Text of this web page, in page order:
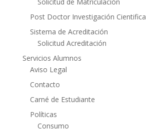
Post Doctor Investigación Cientifica
Sistema de Acreditación
Solicitud Acreditación
Servicios Alumnos
Aviso Legal
Contacto
Carné de Estudiante
Políticas
Consumo